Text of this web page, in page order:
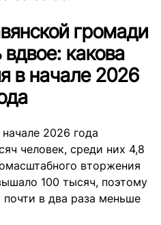
громади
какова
в начале 2026
2026 года
человек, среди них 4,8
вторжения
100 тысяч, поэтому
в два раза меньше